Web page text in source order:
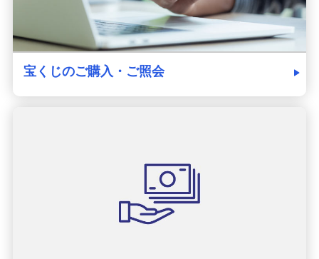
宝くじのご購入・ご照会